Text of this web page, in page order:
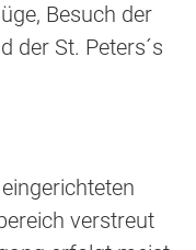
Besuch der
der St. Peters´s
verstreut